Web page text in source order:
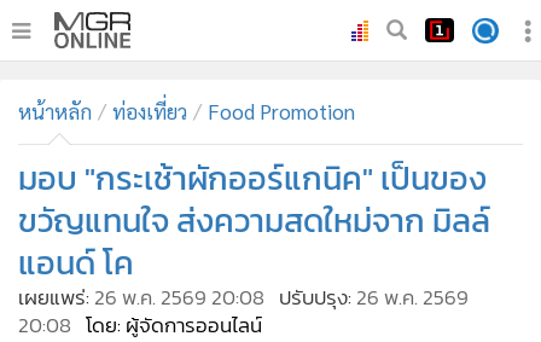
ทันเหตุการณ์
• ภาคใต้
ภูมิภาค
Online Section
• บันเทิง
• ผู้จัดการรายวัน
หน้าหลัก ท่องเที่ยว Food Promotion
มอบ "กระเช้าผักออร์แกนิค" เป็นของ
ขวัญแทนใจ ส่งความสดใหม่จาก มิลล์
แอนด์ โค
เผยแพร่: 26 พ.ค. 2569 20:08 ปรับปรุง: 26 พ.ค. 2569
20:08 โดย: ผู้จัดการออนไลน์